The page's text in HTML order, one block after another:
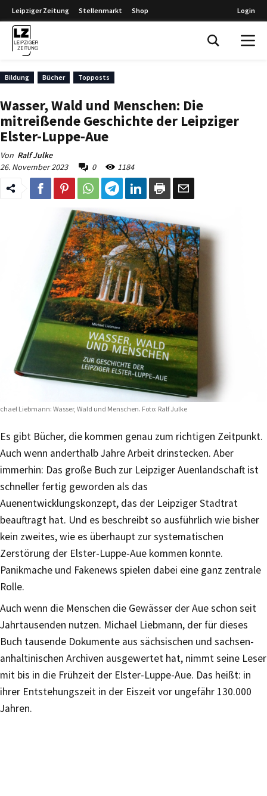
Leipziger Zeitung Stellenmarkt Shop Login
Bildung Bücher Topposts
Wasser, Wald und Menschen: Die
mitreißende Geschichte der Leipziger
Elster-Luppe-Aue
Von Ralf Julke
26. November 2023
0 1184
Liebmann: Wasser, Wald und Menschen. Foto: Ralf Julke
Es gibt Bücher, die kommen genau zum richtigen Zeitpunkt.
Auch wenn anderthalb Jahre Arbeit drinstecken. Aber
immerhin: Das große Buch zur Leipziger Auenlandschaft ist
schneller fertig geworden als das
Auenentwicklungskonzept, das der Leipziger Stadtrat
beauftragt hat. Und es beschreibt so ausführlich wie bisher
kein zweites, wie es überhaupt zur systematischen
Zerstörung der Elster-Luppe-Aue kommen konnte.
Panikmache und Fakenews spielen dabei eine ganz zentrale
Rolle.
Auch wenn die Menschen die Gewässer der Aue schon seit
Jahrtausenden nutzen. Michael Liebmann, der für dieses
Buch tausende Dokumente aus sächsischen und sachsen-
anhaltinischen Archiven ausgewertet hat, nimmt seine Leser
mit bis in die Frühzeit der Elster-Luppe-Aue. Das heißt: in
ihrer Entstehungszeit in der Eiszeit vor ungefähr 130.000
Jahren.